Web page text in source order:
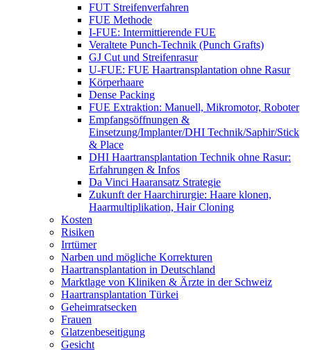
FUT Streifenverfahren
FUE Methode
I-FUE: Intermittierende FUE
Veraltete Punch-Technik (Punch Grafts)
GJ Cut und Streifenrasur
U-FUE: FUE Haartransplantation ohne Rasur
Körperhaare
Dense Packing
FUE Extraktion: Manuell, Mikromotor, Roboter
Empfangsöffnungen &
Einsetzung/Implanter/DHI Technik/Saphir/Stick
& Place
DHI Haartransplantation Technik ohne Rasur:
Erfahrungen & Infos
Da Vinci Haaransatz Strategie
Zukunft der Haarchirurgie: Haare klonen,
Haarmultiplikation, Hair Cloning
Kosten
Risiken
Irrtümer
Narben und mögliche Korrekturen
Haartransplantation in Deutschland
Marktlage von Kliniken & Ärzte in der Schweiz
Haartransplantation Türkei
Geheimratsecken
Frauen
Glatzenbeseitigung
Gesicht